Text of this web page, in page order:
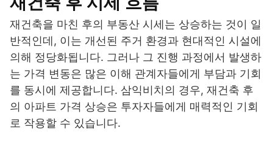
재건축을 마친 후의 부동산 시세는 상승하는 것이 일
반적인데, 이는 개선된 주거 환경과 현대적인 시설에
의해 정당화됩니다. 그러나 그 진행 과정에서 발생하
는 가격 변동은 많은 이해 관계자들에게 부담과 기회
를 동시에 제공합니다. 삼익비치의 경우, 재건축 후
의 아파트 가격 상승은 투자자들에게 매력적인 기회
로 작용할 수 있습니다.